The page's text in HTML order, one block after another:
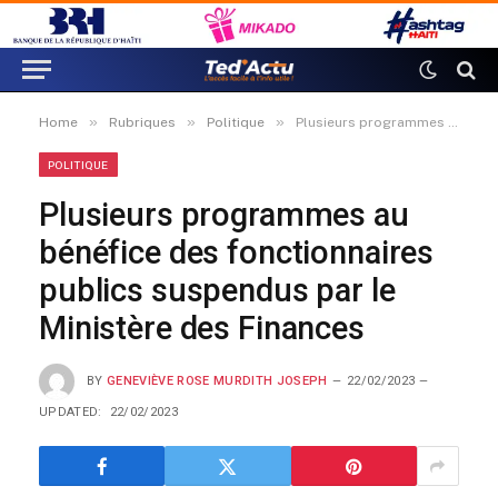
Home » Rubriques » Politique » Plusieurs programmes au bénéfice des fonctionnaires publics suspendus par le Ministère des Finances
POLITIQUE
Plusieurs programmes au
bénéfice des fonctionnaires
publics suspendus par le
Ministère des Finances
BY GENEVIÈVE ROSE MURDITH JOSEPH 22/02/2023
UPDATED: 22/02/2023